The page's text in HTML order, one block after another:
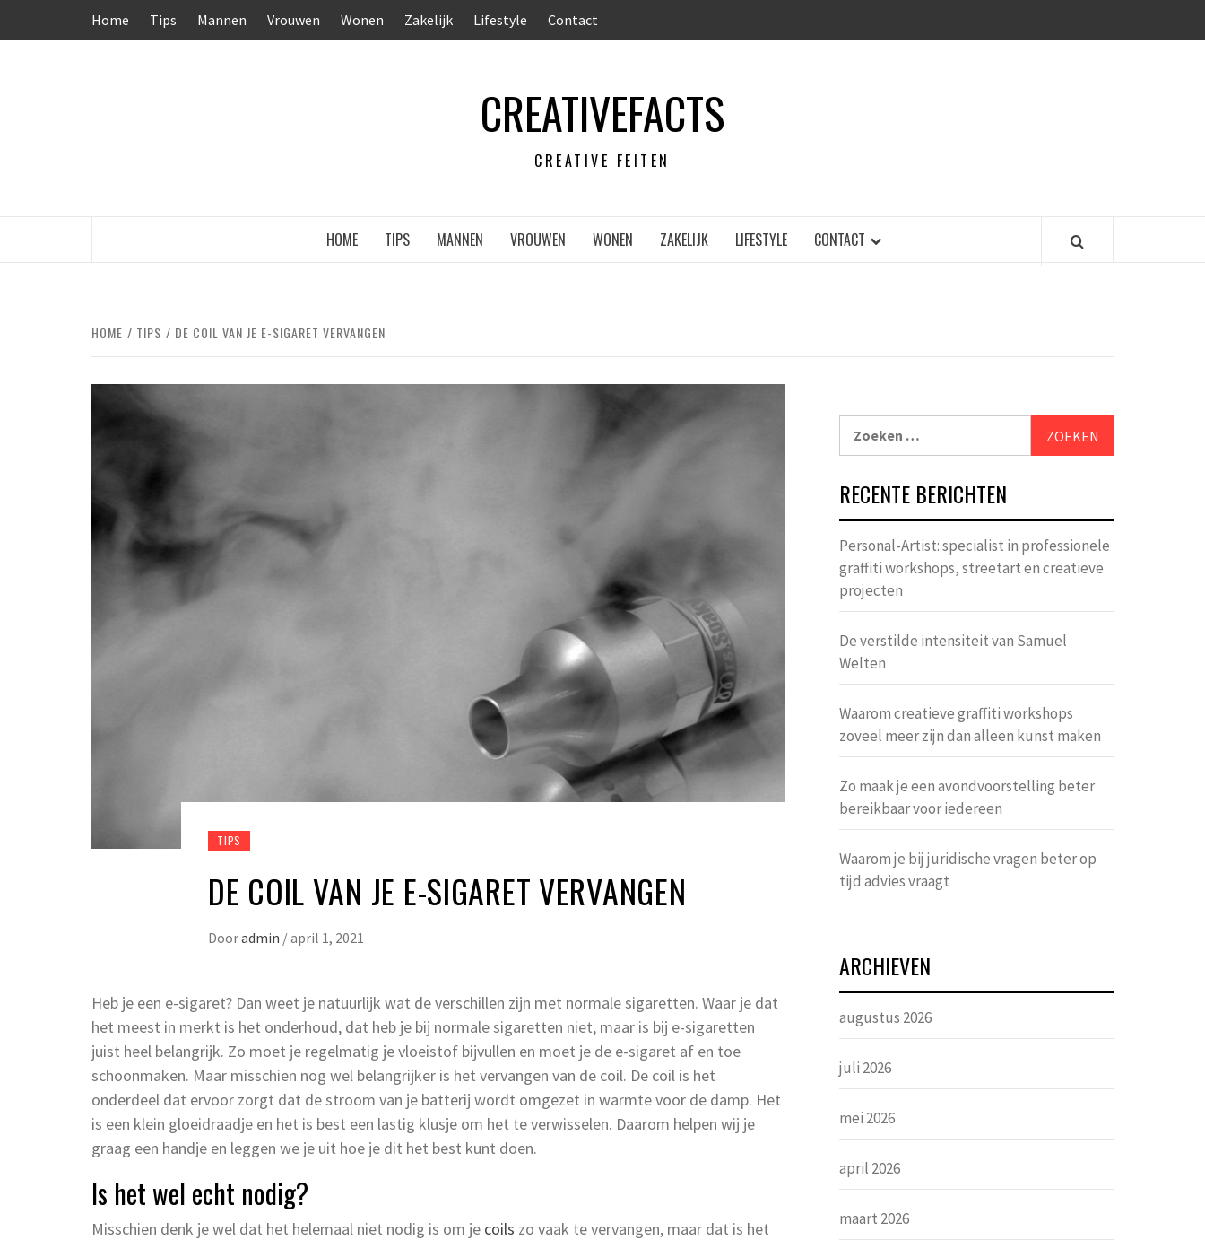
Home Tips Mannen Vrouwen Wonen Zakelijk Lifestyle Contact
CREATIVEFACTS
CREATIVE FEITEN
HOME TIPS MANNEN VROUWEN WONEN ZAKELIJK LIFESTYLE CONTACT
HOME TIPS DE COIL VAN JE E-SIGARET VERVANGEN
TIPS
DE COIL VAN JE E-SIGARET VERVANGEN
Dooradmin /april 1, 2021
Heb je een e-sigaret? Dan weet je natuurlijk wat de verschillen zijn met normale sigaretten. Waar je dat
het meest in merkt is het onderhoud, dat heb je bij normale sigaretten niet, maar is bij e-sigaretten
juist heel belangrijk. Zo moet je regelmatig je vloeistof bijvullen en moet je de e-sigaret af en toe
schoonmaken. Maar misschien nog wel belangrijker is het vervangen van de coil. De coil is het
onderdeel dat ervoor zorgt dat de stroom van je batterij wordt omgezet in warmte voor de damp. Het
is een klein gloeidraadje en het is best een lastig klusje om het te verwisselen. Daarom helpen wij je
graag een handje en leggen we je uit hoe je dit het best kunt doen.
Is het wel echt nodig?
Misschien denk je wel dat het helemaal niet nodig is om je coils zo vaak te vervangen, maar dat is het
RECENTE BERICHTEN
Personal-Artist: specialist in professionele
graffiti workshops, streetart en creatieve
projecten
De verstilde intensiteit van Samuel
Welten
Waarom creatieve graffiti workshops
zoveel meer zijn dan alleen kunst maken
Zo maak je een avondvoorstelling beter
bereikbaar voor iedereen
Waarom je bij juridische vragen beter op
tijd advies vraagt
ARCHIEVEN
augustus 2026
juli 2026
mei 2026
april 2026
maart 2026